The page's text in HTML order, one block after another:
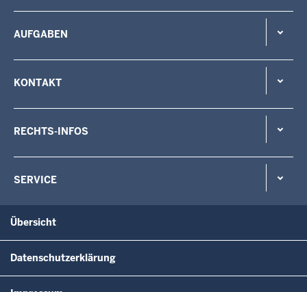
AUFGABEN
KONTAKT
RECHTS-INFOS
SERVICE
Übersicht
Datenschutzerklärung